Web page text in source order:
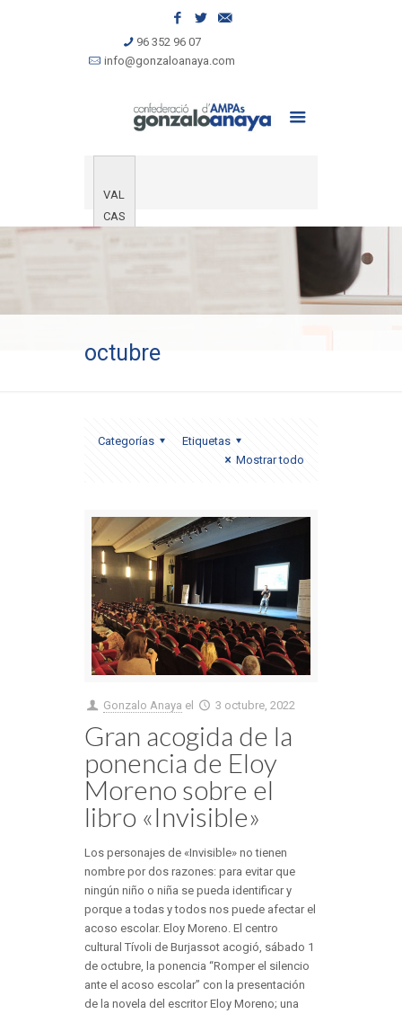
96 352 96 07
info@gonzaloanaya.com
VAL
CAS
octubre
Categorías
Etiquetas
Mostrar todo
Gonzalo Anaya el 3 octubre, 2022
Gran acogida de la
ponencia de Eloy
Moreno sobre el
libro «Invisible»
Los personajes de «Invisible» no tienen
nombre por dos razones: para evitar que
ningún niño o niña se pueda identificar y
porque a todas y todos nos puede afectar el
acoso escolar. Eloy Moreno. El centro
cultural Tívoli de Burjassot acogió, sábado 1
de octubre, la ponencia “Romper el silencio
ante el acoso escolar” con la presentación
de la novela del escritor Eloy Moreno; una